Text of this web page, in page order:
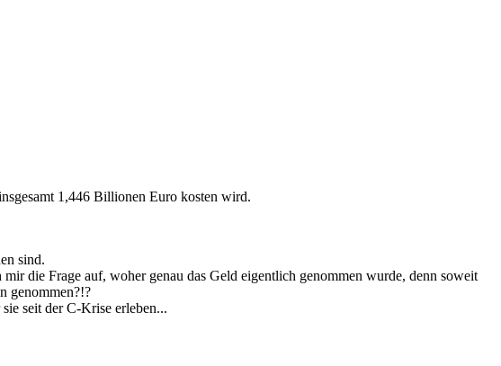
1,446 Billionen Euro kosten wird.
sind.
die Frage auf, woher genau das Geld eigentlich genommen wurde, denn soweit
genommen?!?
seit der C-Krise erleben...